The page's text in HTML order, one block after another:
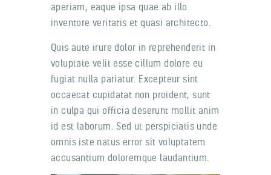
aperiam, eaque ipsa quae ab illo
inventore veritatis et quasi architecto.
Quis aute irure dolor in reprehenderit in
voluptate velit esse cillum dolore eu
fugiat nulla pariatur. Excepteur sint
occaecat cupidatat non proident, sunt
in culpa qui officia deserunt mollit anim
id est laborum. Sed ut perspiciatis unde
omnis iste natus error sit voluptatem
accusantium doloremque laudantium.